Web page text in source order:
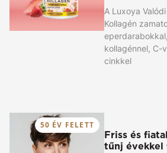
A Luxoya
Kollagén
kollagénnel, C-
cinkkel
50 ÉV FELETT
Friss és
tűnj évekkel